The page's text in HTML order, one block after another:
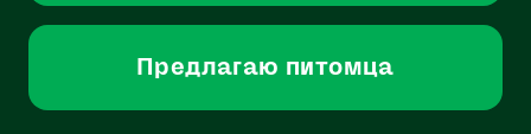
Предлагаю питомца